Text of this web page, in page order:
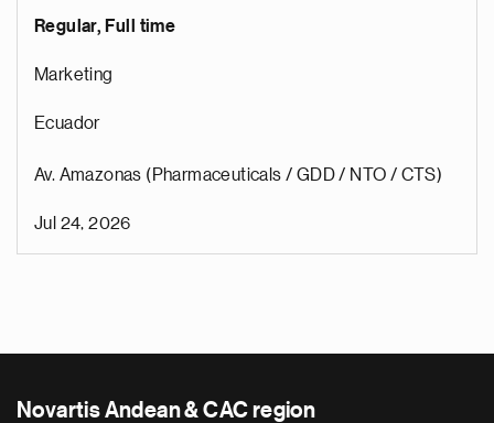
Regular, Full time
Marketing
Ecuador
Av. Amazonas (Pharmaceuticals / GDD / NTO / CTS)
Jul 24, 2026
Novartis Andean & CAC region